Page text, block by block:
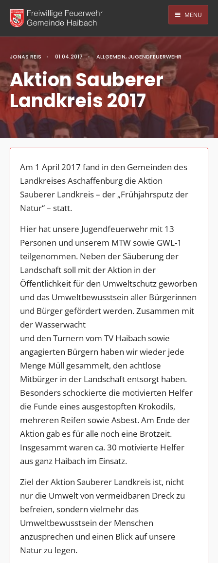
MENU
JONAS REIS • 01.04.2017 • ALLGEMEIN,JUGENDFEUERWEHR
Aktion Sauberer
Landkreis 2017
Am 1 April 2017 fand in den Gemeinden des
Landkreises Aschaffenburg die Aktion
Sauberer Landkreis – der „Frühjahrsputz der
Natur“ – statt.
Hier hat unsere Jugendfeuerwehr mit 13
Personen und unserem MTW sowie GWL-1
teilgenommen. Neben der Säuberung der
Landschaft soll mit der Aktion in der
Öffentlichkeit für den Umweltschutz geworben
und das Umweltbewusstsein aller Bürgerinnen
und Bürger gefördert werden. Zusammen mit
der Wasserwacht
und den Turnern vom TV Haibach sowie
angagierten Bürgern haben wir wieder jede
Menge Müll gesammelt, den achtlose
Mitbürger in der Landschaft entsorgt haben.
Besonders schockierte die motivierten Helfer
die Funde eines ausgestopften Krokodils,
mehreren Reifen sowie Asbest. Am Ende der
Aktion gab es für alle noch eine Brotzeit.
Insgesammt waren ca. 30 motivierte Helfer
aus ganz Haibach im Einsatz.
Ziel der Aktion Sauberer Landkreis ist, nicht
nur die Umwelt von vermeidbaren Dreck zu
befreien, sondern vielmehr das
Umweltbewusstsein der Menschen
anzusprechen und einen Blick auf unsere
Natur zu legen.